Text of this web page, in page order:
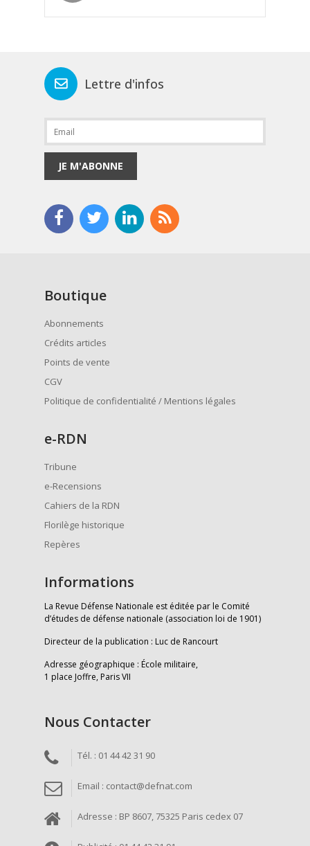
Lettre d'infos
JE M'ABONNE
Boutique
Abonnements
Crédits articles
Points de vente
CGV
Politique de confidentialité / Mentions légales
e-RDN
Tribune
e-Recensions
Cahiers de la RDN
Florilège historique
Repères
Informations
La Revue Défense Nationale est éditée par le Comité
d’études de défense nationale (association loi de 1901)
Directeur de la publication : Luc de Rancourt
Adresse géographique : École militaire,
1 place Joffre, Paris VII
Nous Contacter
Tél. : 01 44 42 31 90
Email : contact@defnat.com
Adresse : BP 8607, 75325 Paris cedex 07